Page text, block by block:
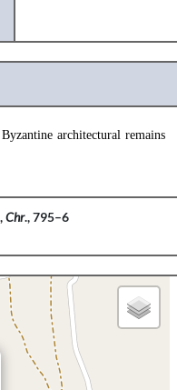
architectural remains
Chr., 795–6